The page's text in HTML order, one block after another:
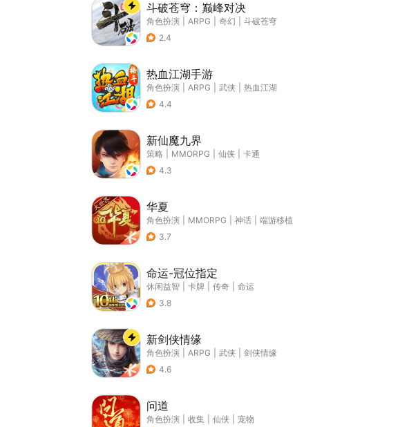
斗破苍穹：巅峰对决
角色扮演 ARPG 奇幻
斗破苍穹
2.4
热血江湖手游
角色扮演 ARPG 武侠
热血江湖
4.4
新仙魔九界
策略 MMORPG 仙侠
卡通
4.3
华夏
角色扮演 MMORPG 神话
端游移植
3.7
命运-冠位指定
休闲益智 卡牌 传奇
命运
3.8
新剑侠情缘
角色扮演 ARPG 武侠
剑侠情缘
4.6
问道
角色扮演 收集 仙侠
宠物